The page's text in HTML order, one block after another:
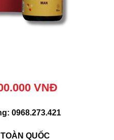
VNĐ
0968.273.421
QUỐC